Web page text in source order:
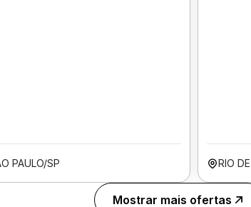
PAULO/SP RIO
Mostrar mais ofertas